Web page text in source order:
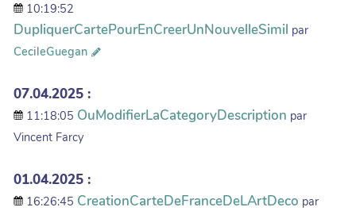
10:19:52
DupliquerCartePourEnCreerUnNouvelleSimil par
CecileGuegan
07.04.2025 :
11:18:05 OuModifierLaCategoryDescription par
Vincent Farcy
01.04.2025 :
16:26:45 CreationCarteDeFranceDeLArtDeco par